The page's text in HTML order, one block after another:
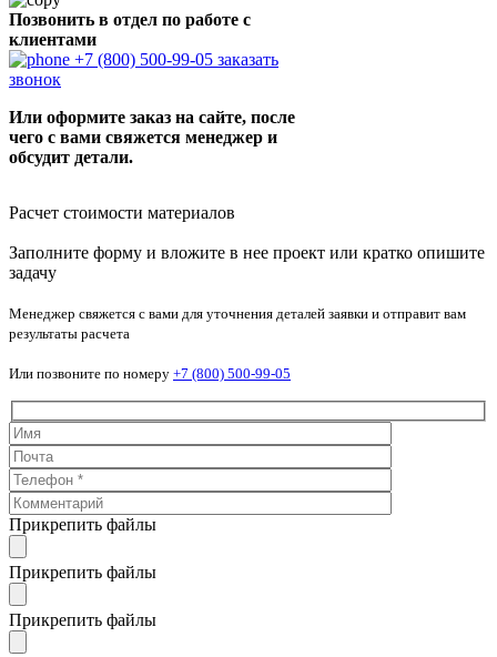
Позвонить в отдел по работе с
клиентами
+7 (800) 500-99-05 заказать
звонок
Или оформите заказ на сайте, после
чего с вами свяжется менеджер и
обсудит детали.
Расчет стоимости материалов
Заполните форму и вложите в нее проект или кратко опишите
задачу
Менеджер свяжется с вами для уточнения деталей заявки и отправит вам
результаты расчета
Или позвоните по номеру +7 (800) 500-99-05
Прикрепить файлы
Прикрепить файлы
Прикрепить файлы